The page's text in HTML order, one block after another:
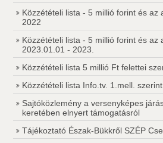
Közzétételi lista - 5 millió forint és az
2022
Közzétételi lista - 5 millió forint és az
2023.01.01 - 2023.
Közzétételi lista 5 millió Ft felettei
Közzétételi lista Info.tv. 1.mell. szerint
Sajtóközlemény a versenyképes
keretében elnyert támogatásról
Tájékoztató Észak-Bükkről SZÉP